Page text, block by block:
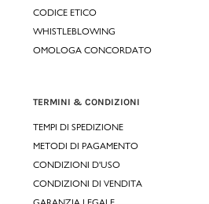
CODICE ETICO
WHISTLEBLOWING
OMOLOGA CONCORDATO
TERMINI & CONDIZIONI
TEMPI DI SPEDIZIONE
METODI DI PAGAMENTO
CONDIZIONI D'USO
CONDIZIONI DI VENDITA